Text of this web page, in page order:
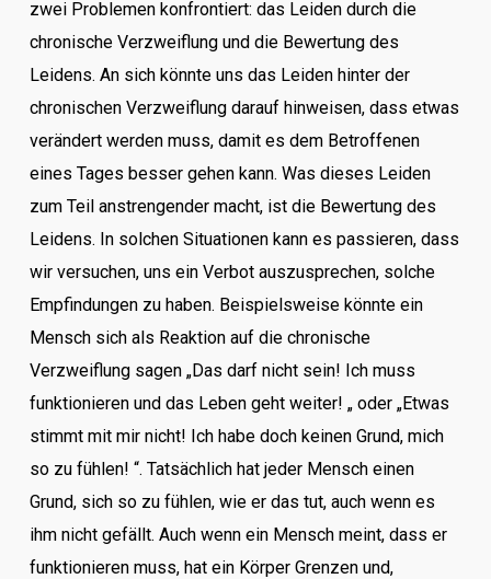
zwei Problemen konfrontiert: das Leiden durch die
chronische Verzweiflung und die Bewertung des
Leidens. An sich könnte uns das Leiden hinter der
chronischen Verzweiflung darauf hinweisen, dass etwas
verändert werden muss, damit es dem Betroffenen
eines Tages besser gehen kann. Was dieses Leiden
zum Teil anstrengender macht, ist die Bewertung des
Leidens. In solchen Situationen kann es passieren, dass
wir versuchen, uns ein Verbot auszusprechen, solche
Empfindungen zu haben. Beispielsweise könnte ein
Mensch sich als Reaktion auf die chronische
Verzweiflung sagen „Das darf nicht sein! Ich muss
funktionieren und das Leben geht weiter! „ oder „Etwas
stimmt mit mir nicht! Ich habe doch keinen Grund, mich
so zu fühlen! “. Tatsächlich hat jeder Mensch einen
Grund, sich so zu fühlen, wie er das tut, auch wenn es
ihm nicht gefällt. Auch wenn ein Mensch meint, dass er
funktionieren muss, hat ein Körper Grenzen und,